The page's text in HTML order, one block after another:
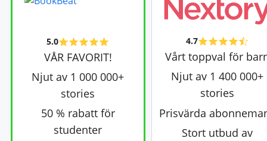
4.7
Vårt toppval för
Njut av 1 400 000+
stories
Prisvärda
Stort utbud av
5.0
VÅR FAVORIT!
Njut av 1 000 000+
stories
50 % rabatt för
studenter